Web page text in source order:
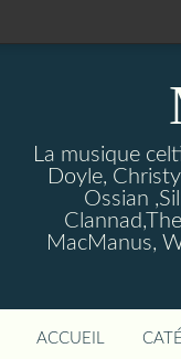
La musique
Doyle,
Ossian
MacManus,
ACCUEIL